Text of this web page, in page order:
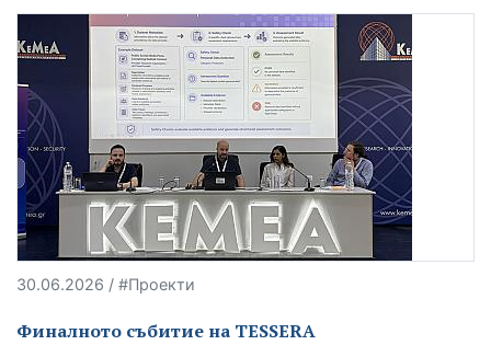
30.06.2026 / #Проекти
Финалното събитие на TESSERA